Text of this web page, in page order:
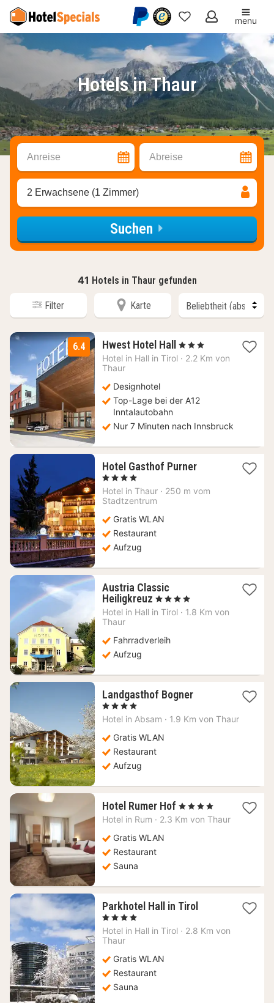
Meine
Favoriten
menu
Hotels in Thaur
Anreise Abreise
2 Erwachsene (1 Zimmer)
Suchen
41 Hotels in Thaur gefunden
Filter Karte
6.4 Hwest Hotel Hall
1
Nacht
, 3 Sterne
Hotel in Hall in Tirol · 2.2 Km von
Thaur
Designhotel
Top-Lage bei der A12
Inntalautobahn
Nur 7 Minuten nach Innsbruck
Hotel Gasthof Purner1
ab
, 4 Sterne
Hotel in Thaur · 250 m vom
Stadtzentrum
Gratis WLAN
Restaurant
Aufzug
Austria Classic
Heiligkreuz 1
Nacht
€
, 4 Sterne
Hotel in Hall in Tirol · 1.8 Km von
Thaur
Fahrradverleih
Aufzug
Landgasthof Bogner1
ab
, 4 Sterne
Hotel in Absam · 1.9 Km von Thaur
Gratis WLAN
Restaurant
Aufzug
Hotel Rumer Hof 1
Nacht
, 4 Sterne
Hotel in Rum · 2.3 Km von Thaur
Gratis WLAN
Restaurant
Sauna
Parkhotel Hall in Tirol1
ab
, 4 Sterne
Hotel in Hall in Tirol · 2.8 Km von
Thaur
Gratis WLAN
Restaurant
Sauna